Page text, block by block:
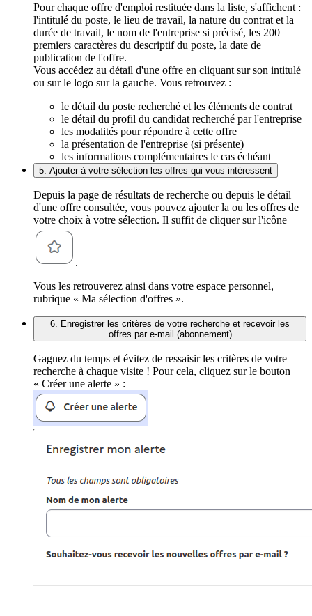
Pour chaque offre d'emploi restituée dans la liste, s'affichent :
l'intitulé du poste, le lieu de travail, la nature du contrat et la
durée de travail, le nom de l'entreprise si précisé, les 200
premiers caractères du descriptif du poste, la date de
publication de l'offre.
Vous accédez au détail d'une offre en cliquant sur son intitulé
ou sur le logo sur la gauche. Vous retrouvez :
le détail du poste recherché et les éléments de contrat
le détail du profil du candidat recherché par l'entreprise
les modalités pour répondre à cette offre
la présentation de l'entreprise (si présente)
les informations complémentaires le cas échéant
5. Ajouter à votre sélection les offres qui vous intéressent
Depuis la page de résultats de recherche ou depuis le détail
d'une offre consultée, vous pouvez ajouter la ou les offres de
votre choix à votre sélection. Il suffit de cliquer sur l'icône
.
Vous les retrouverez ainsi dans votre espace personnel,
rubrique « Ma sélection d'offres ».
6. Enregistrer les critères de votre recherche et recevoir les
offres par e-mail (abonnement)
Gagnez du temps et évitez de ressaisir les critères de votre
recherche à chaque visite ! Pour cela, cliquez sur le bouton
« Créer une alerte » :